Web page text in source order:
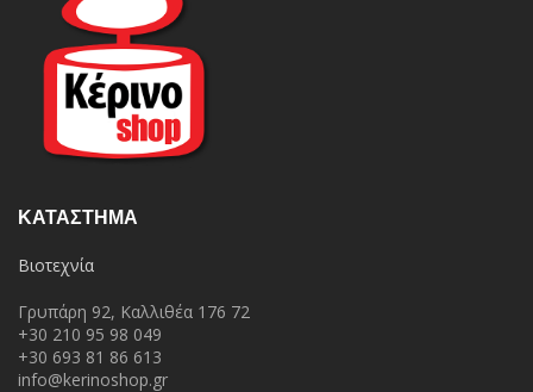
ΚΑΤΆΣΤΗΜΑ
Βιοτεχνία
Γρυπάρη 92, Καλλιθέα 176 72
+30 210 95 98 049
+30 693 81 86 613
info@kerinoshop.gr